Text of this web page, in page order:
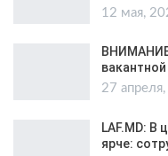
12 мая,
27
LAF.MD: В
ярче: